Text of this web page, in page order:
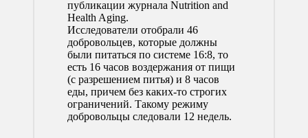
публикации журнала Nutrition and
Health Aging.
Исследователи отобрали 46
добровольцев, которые должны
были питаться по системе 16:8, то
есть 16 часов воздержания от пищи
(с разрешением питья) и 8 часов
еды, причем без каких-то строгих
ограничений. Такому режиму
добровольцы следовали 12 недель.